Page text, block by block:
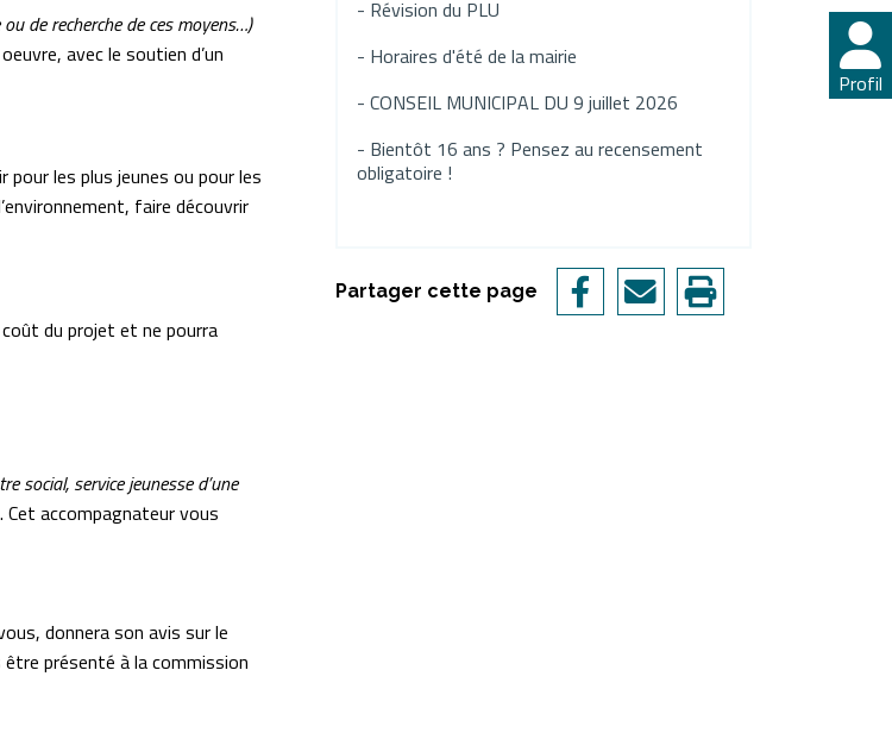
Profil
de recherche de ces moyens…)
avec le soutien d’un
les plus jeunes ou pour les
faire découvrir
du projet et ne pourra
social, service jeunesse d’une
accompagnateur vous
donnera son avis sur le
présenté à la commission
- Révision du PLU
- Horaires d'été de la mairie
- CONSEIL MUNICIPAL DU 9 juillet 2026
- Bientôt 16 ans ? Pensez au recensement
obligatoire !
Partager cette page
Profil